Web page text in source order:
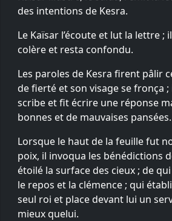
des intentions de Kesra.
Le Kaïsar l’écoute et lut la lettre ;
colère et resta confondu.
Les paroles de Kesra firent pâlir
de fierté et son visage se fronça ;
scribe et fit écrire une réponse
bonnes et de mauvaises pansées.
Lorsque le haut de la feuille fut
poix, il invoqua les bénédictions
étoilé la surface des cieux ; de
le repos et la clémence ; qui
seul roi et place devant lui un
mieux quelui.